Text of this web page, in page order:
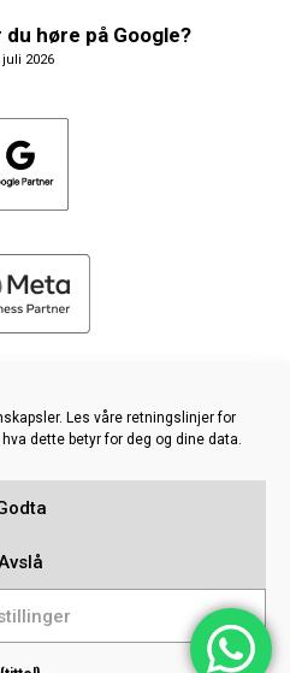
Les våre retningslinjer for
dette betyr for deg og dine data.
du høre på Google?
juli 2026
RETTIGHETER FORBEHOLDT